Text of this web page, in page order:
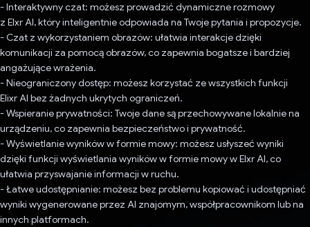
- Interaktywny czat: możesz prowadzić dynamiczne rozmowy
z Elxr AI, który inteligentnie odpowiada na Twoje pytania i propozycje.
- Czat z wykorzystaniem obrazów: ułatwia interakcje dzięki
komunikacji za pomocą obrazów, co zapewnia bogatsze i bardziej
angażujące wrażenia.
- Nieograniczony dostęp: możesz korzystać ze wszystkich funkcji
Elixr AI bez żadnych ukrytych ograniczeń.
- Wspieranie prywatności: Twoje dane są przechowywane lokalnie na
urządzeniu, co zapewnia bezpieczeństwo i prywatność.
- Wyświetlanie wyników w formie mowy: możesz usłyszeć wyniki
dzięki funkcji wyświetlania wyników w formie mowy w Elxr AI, co
ułatwia przyswajanie informacji w ruchu.
- Łatwe udostępnianie: możesz bez problemu kopiować i udostępniać
wyniki wygenerowane przez AI znajomym, współpracownikom lub na
innych platformach.